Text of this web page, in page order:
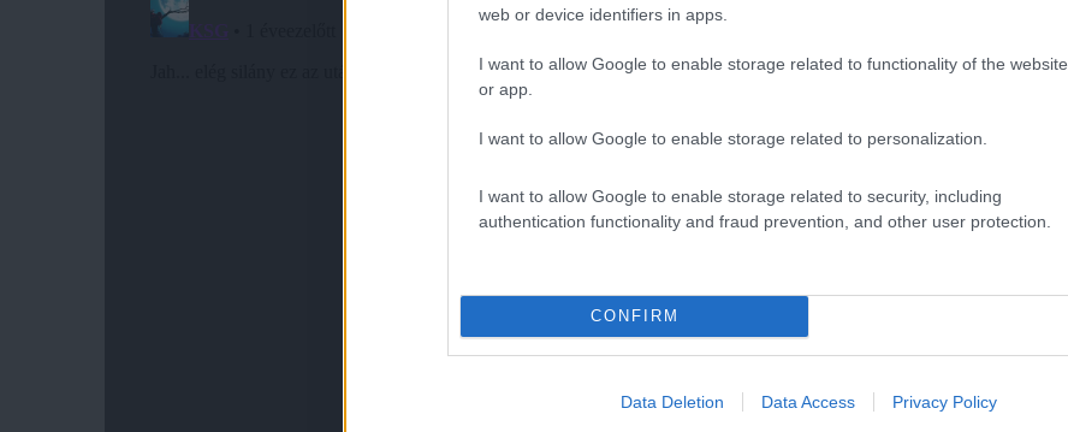
web or device identifiers in apps.
I want to allow Google to enable storage related to functionality of the website
or app.
I want to allow Google to enable storage related to personalization.
I want to allow Google to enable storage related to security, including
authentication functionality and fraud prevention, and other user protection.
CONFIRM
Data Deletion Data Access Privacy Policy